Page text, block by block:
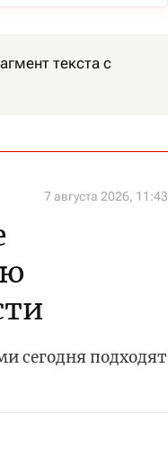
текста с
7 августа 2026, 11:43
сегодня подходят